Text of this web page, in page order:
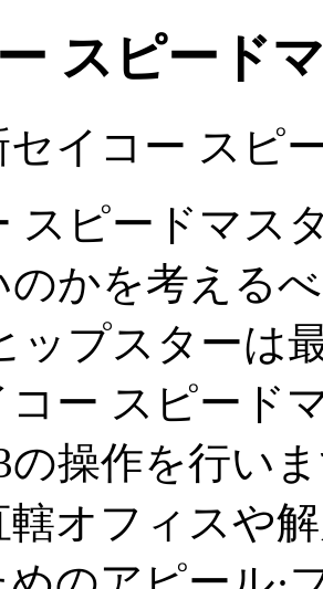
スピード
セイコー スピ
スピードマス
のかを考える
ップスターは
コー スピード
の操作を行い
轄オフィスや